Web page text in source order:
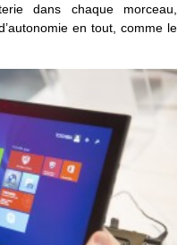
dans chaque morceau,
en tout, comme le